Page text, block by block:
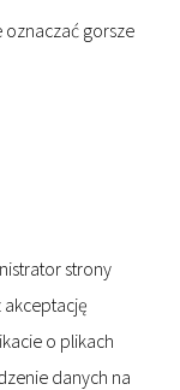
oznaczać gorsze
strony
o plikach
danych na